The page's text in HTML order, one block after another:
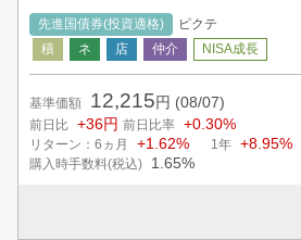
先進国債券(投資適格) ピクテ
基準価額 12,215 円 (08/07)
前日比 +36円 前日比率 +0.30%
リターン：6ヵ月 +1.62% 1年 +8.95%
購入時手数料(税込) 1.65%